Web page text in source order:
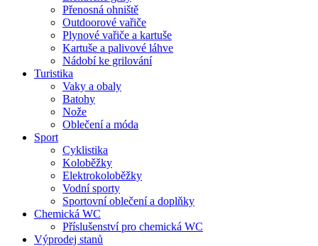
Přenosná ohniště
Outdoorové vařiče
Plynové vařiče a kartuše
Kartuše a palivové láhve
Nádobí ke grilování
Turistika
Vaky a obaly
Batohy
Nože
Oblečení a móda
Sport
Cyklistika
Koloběžky
Elektrokoloběžky
Vodní sporty
Sportovní oblečení a doplňky
Chemická WC
Příslušenství pro chemická WC
Výprodej stanů